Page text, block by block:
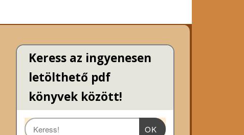
Keress az ingyenesen
letölthető pdf
könyvek között!
OK